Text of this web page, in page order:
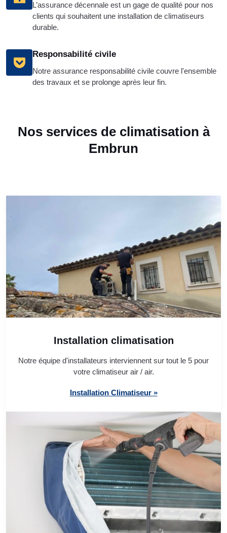
L’assurance décennale est un gage de qualité pour nos
clients qui souhaitent une installation de climatiseurs
durable.
Responsabilité civile
Notre assurance responsabilité civile couvre l'ensemble
des travaux et se prolonge après leur fin.
Nos services de climatisation à
Embrun
Installation climatisation
Notre équipe d'installateurs interviennent sur tout le 5 pour
votre climatiseur air / air.
Installation Climatiseur »